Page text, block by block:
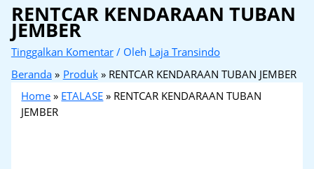
RENTCAR KENDARAAN TUBAN
JEMBER
Tinggalkan Komentar / Oleh Laja Transindo
Beranda
Produk
RENTCAR KENDARAAN TUBAN JEMBER
Home » ETALASE » RENTCAR KENDARAAN TUBAN
JEMBER